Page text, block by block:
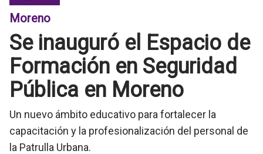
Moreno
Se inauguró el Espacio de
Formación en Seguridad
Pública en Moreno
Un nuevo ámbito educativo para fortalecer la
capacitación y la profesionalización del personal de
la Patrulla Urbana.